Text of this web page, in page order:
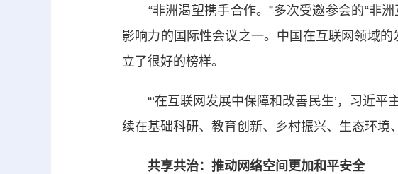
“非洲渴望携手合作。”多次受邀参会的“非洲
影响力的国际性会议之一。中国在互联网领域
立了很好的榜样。
“‘在互联网发展中保障和改善民生’，习近平
续在基础科研、教育创新、乡村振兴、生态环境
共享共治：推动网络空间更加和平安全